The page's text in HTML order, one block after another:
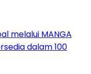
melalui MANGA
dalam 100